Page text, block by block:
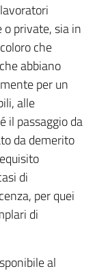
o private, sia in
che
abbiano
per un
alle
il passaggio da
da demerito
di
per quei
di
al